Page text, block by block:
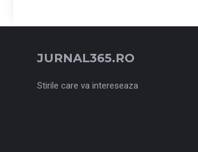
JURNAL365.RO
Stirile care va intereseaza